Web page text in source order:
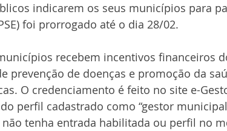
indicarem os seus municípios para
foi prorrogado até o dia 28/02.
recebem incentivos financeiros
prevenção de doenças e promoção da
O credenciamento é feito no site e-
perfil cadastrado como “gestor
não tenha entrada habilitada ou perfil no